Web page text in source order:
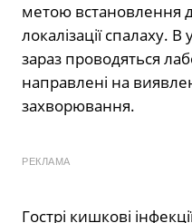
метою встановлення
локалізації спалаху.
зараз проводяться
направлені на
захворювання.
РЕКЛАМА
Гострі кишкові